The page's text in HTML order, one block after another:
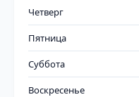
Четверг
Пятница
Суббота
Воскресенье